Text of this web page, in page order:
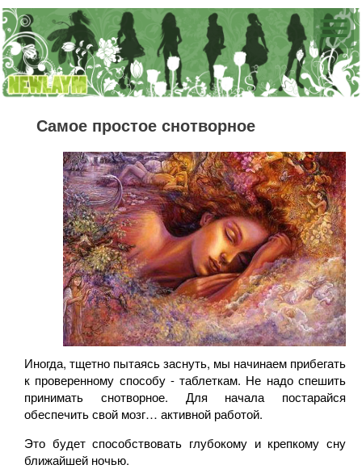
Самое простое снотворное
Иногда, тщетно пытаясь заснуть, мы начинаем прибегать
к проверенному способу - таблеткам. Не надо спешить
принимать снотворное. Для начала постарайся
обеспечить свой мозг… активной работой.
Это будет способствовать глубокому и крепкому сну
ближайшей ночью.